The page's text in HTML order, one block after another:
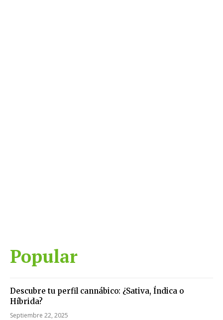
Popular
Descubre tu perfil cannábico: ¿Sativa, Índica o
Híbrida?
Septiembre 22, 2025